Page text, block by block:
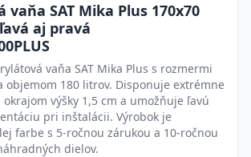
vaňa SAT Mika Plus 170x70
aj pravá
vaňa SAT Mika Plus s rozmermi
objemom 180 litrov. Disponuje extrémne
výšky 1,5 cm a umožňuje ľavú
pri inštalácii. Výrobok je
farbe s 5-ročnou zárukou a 10-ročnou
dielov.